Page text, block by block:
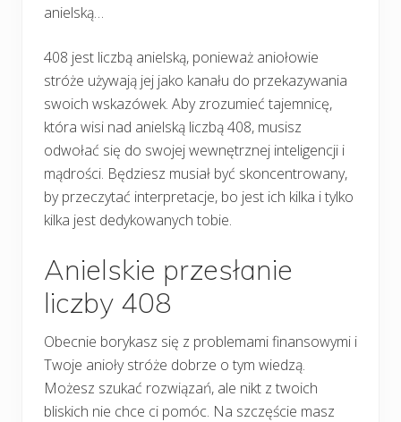
anielską…
408 jest liczbą anielską, ponieważ aniołowie
stróże używają jej jako kanału do przekazywania
swoich wskazówek. Aby zrozumieć tajemnicę,
która wisi nad anielską liczbą 408, musisz
odwołać się do swojej wewnętrznej inteligencji i
mądrości. Będziesz musiał być skoncentrowany,
by przeczytać interpretacje, bo jest ich kilka i tylko
kilka jest dedykowanych tobie.
Anielskie przesłanie
liczby 408
Obecnie borykasz się z problemami finansowymi i
Twoje anioły stróże dobrze o tym wiedzą.
Możesz szukać rozwiązań, ale nikt z twoich
bliskich nie chce ci pomóc. Na szczęście masz